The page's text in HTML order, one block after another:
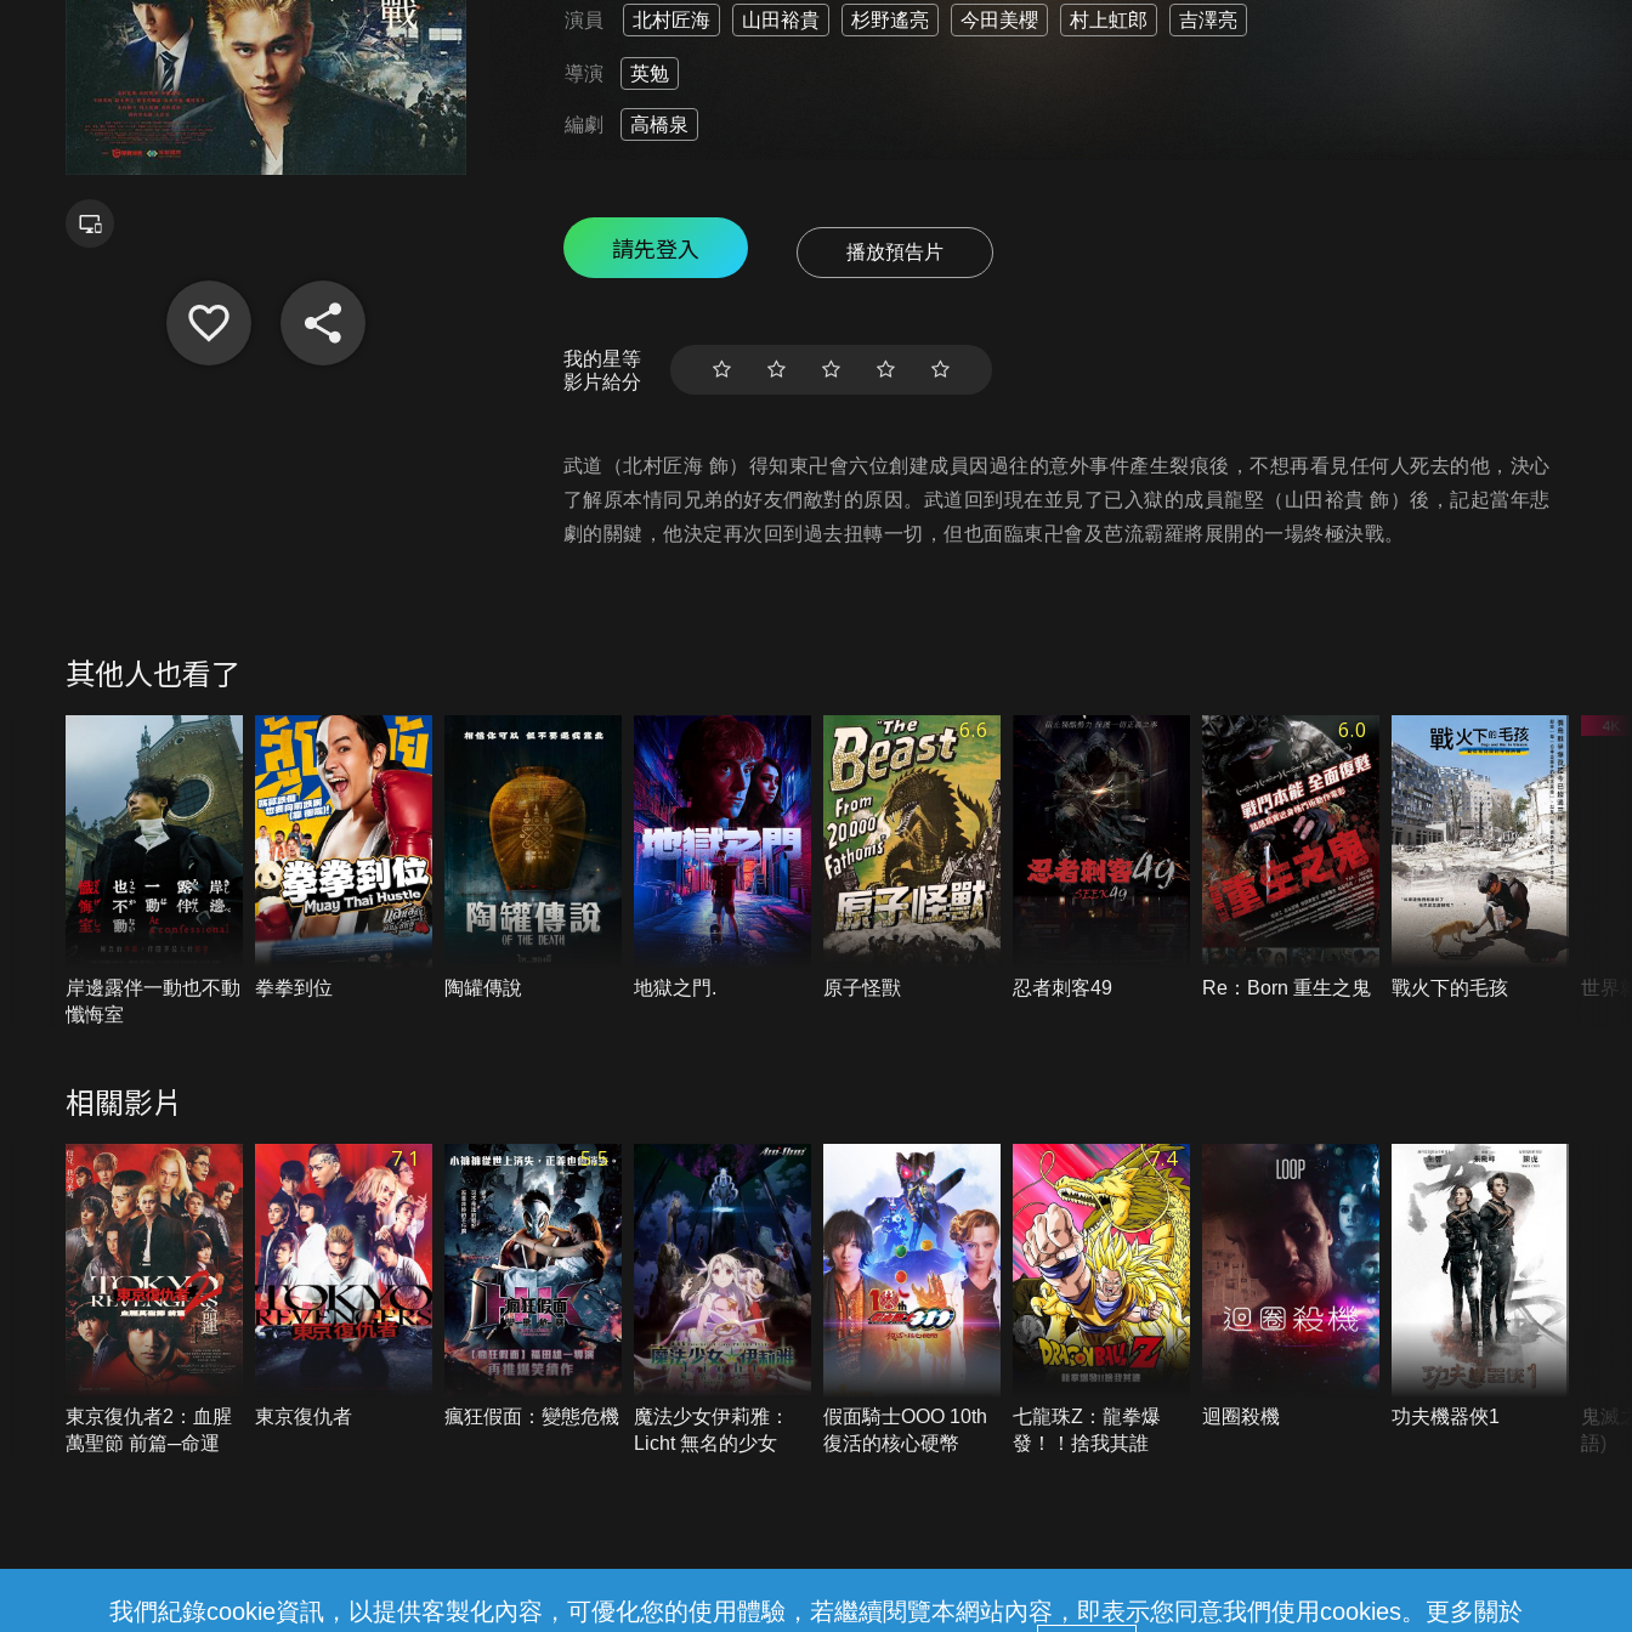
我們紀錄cookie資訊，以提供客製化內容，可優化您的使用體驗，若繼續閱覽本網站內容，即表示您同意我們使用cookies。更多關於
演員 北村匠海 山田裕貴 杉野遙亮 今田美櫻 村上虹郎 吉澤亮
導演 英勉
編劇 高橋泉
請先登入 播放預告片
我的星等
影片給分
武道（北村匠海 飾）得知東卍會六位創建成員因過往的意外事件產生裂痕後，不想再看見任何人死去的他，決心
了解原本情同兄弟的好友們敵對的原因。武道回到現在並見了已入獄的成員龍堅（山田裕貴 飾）後，記起當年悲
劇的關鍵，他決定再次回到過去扭轉一切，但也面臨東卍會及芭流霸羅將展開的一場終極決戰。
其他人也看了
岸邊露伴一動也不動
懺悔室
拳拳到位 陶罐傳說 地獄之門.
6.6
原子怪獸 忍者刺客49
6.0
Re：Born 重生之鬼 戰火下的毛孩 世界
相關影片
東京復仇者2：血腥
萬聖節 前篇─命運
7.1
東京復仇者
5.5
瘋狂假面：變態危機
魔法少女伊莉雅：
Licht 無名的少女
假面騎士OOO 10th
復活的核心硬幣
7.4
七龍珠Z：龍拳爆
發！！捨我其誰
迴圈殺機 功夫機器俠1
鬼滅
語)
線上客服 服務條款 隱私權保護